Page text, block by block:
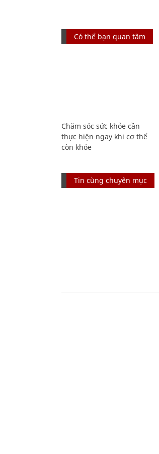
Có thể bạn quan tâm
Chăm sóc sức khỏe cần
thực hiện ngay khi cơ thể
còn khỏe
Tin cùng chuyên mục